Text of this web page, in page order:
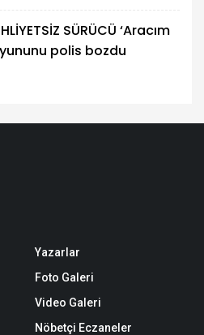
SÜRÜCÜ ‘Aracım
polis bozdu
Yazarlar
Foto Galeri
Video Galeri
Nöbetçi Eczaneler